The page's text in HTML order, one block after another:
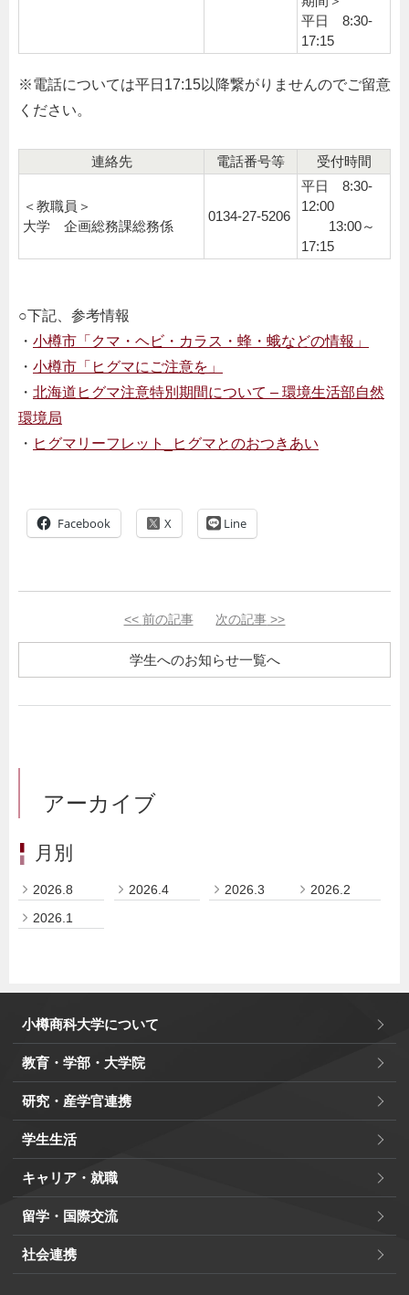
平日 8:30-
17:15
※電話については平日17:15以降繋がりませんのでご留意
ください。
連絡先 電話番号等 受付時間
＜教職員＞
大学 企画総務課総務係
0134-27-5206
平日 8:30-
12:00
13:00～
17:15
○下記、参考情報
・ 小樽市「クマ・ヘビ・カラス・蜂・蛾などの情報」
・ 小樽市「ヒグマにご注意を」
・ 北海道ヒグマ注意特別期間について – 環境生活部自然
環境局
・ ヒグマリーフレット ヒグマとのおつきあい
Facebook Line
<< 前の記事 次の記事 >>
学生へのお知らせ一覧へ
アーカイブ
月別
2026.8 2026.4 2026.3
2026.2
2026.1
小樽商科大学について
教育・学部・大学院
研究・産学官連携
学生生活
キャリア・就職
留学・国際交流
社会連携